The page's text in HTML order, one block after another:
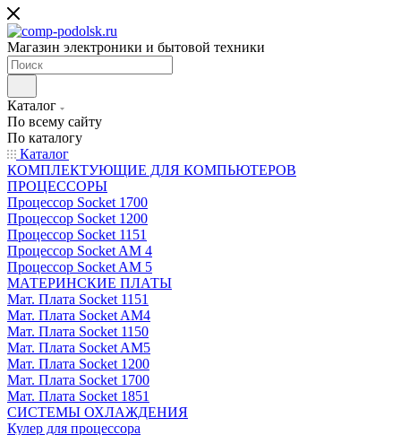
Магазин электроники и бытовой техники
Каталог
По всему сайту
По каталогу
Каталог
КОМПЛЕКТУЮЩИЕ ДЛЯ КОМПЬЮТЕРОВ
ПРОЦЕССОРЫ
Процессор Socket 1700
Процессор Socket 1200
Процессор Socket 1151
Процессор Socket AM 4
Процессор Socket AM 5
МАТЕРИНСКИЕ ПЛАТЫ
Мат. Плата Socket 1151
Мат. Плата Socket AM4
Мат. Плата Socket 1150
Мат. Плата Socket AM5
Мат. Плата Socket 1200
Мат. Плата Socket 1700
Мат. Плата Socket 1851
СИСТЕМЫ ОХЛАЖДЕНИЯ
Кулер для процессора